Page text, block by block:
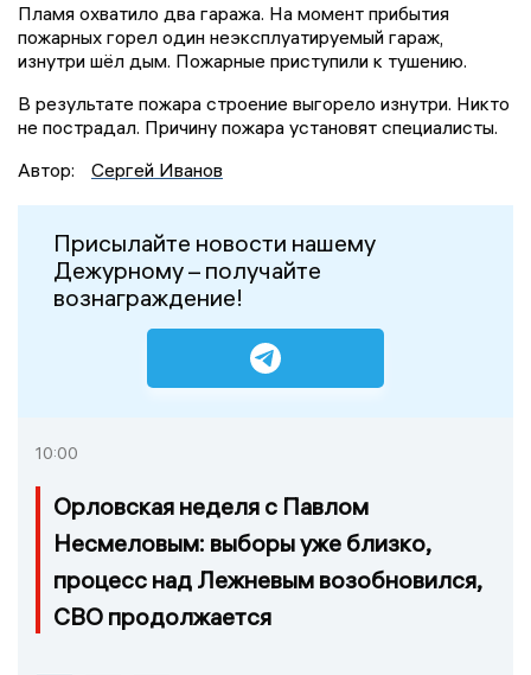
Пламя охватило два гаража. На момент прибытия
пожарных горел один неэксплуатируемый гараж,
изнутри шёл дым. Пожарные приступили к тушению.
В результате пожара строение выгорело изнутри. Никто
не пострадал. Причину пожара установят специалисты.
Автор:
Сергей Иванов
Присылайте новости нашему
Дежурному – получайте
вознаграждение!
10:00
Орловская неделя с Павлом
Несмеловым: выборы уже близко,
процесс над Лежневым возобновился,
СВО продолжается